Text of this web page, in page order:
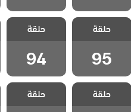
مسلسل لا تترك
يدي مدبلج
الحلقة 95
حلقة
95
مسلسل لا تترك
يدي مدبلج
الحلقة 94
حلقة
94
مسلسل لا تترك
يدي مدبلج
الحلقة 84
حلقة
مسلسل لا تترك
يدي مدبلج
الحلقة 83
حلقة